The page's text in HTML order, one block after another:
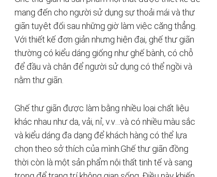
mang đến cho người sử dụng sự thoải mái và thư
giãn tuyệt đối sau những giờ làm việc căng thẳng.
Với thiết kế đơn giản nhưng hiện đại, ghế thư giãn
thường có kiểu dáng giống như ghế bành, có chỗ
để đầu và chân để người sử dụng có thể ngồi và
nằm thư giãn.
Ghế thư giãn được làm bằng nhiều loại chất liệu
khác nhau như da, vải, nỉ, v.v…và có nhiều màu sắc
và kiểu dáng đa dạng để khách hàng có thể lựa
chọn theo sở thích của mình.Ghế thư giãn đồng
thời còn là một sản phẩm nội thất tinh tế và sang